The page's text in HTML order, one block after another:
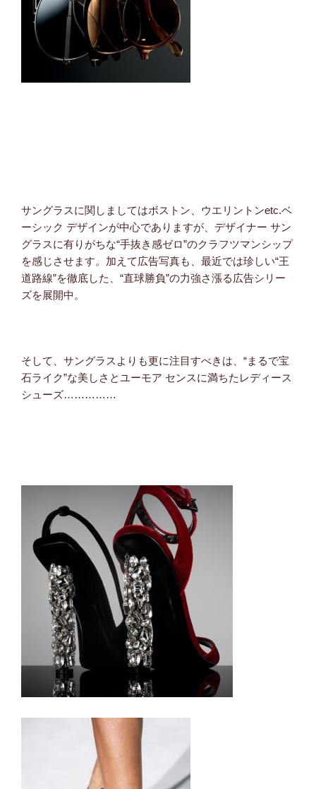
サングラスに関しましてはボストン、ウエリントンetc.ベ
ーシック デザインが中心でありますが、デザイナー サン
グラスに有りがちな“手抜き感ゼロ”のクラフツマンシップ
を感じさせます。加えて広告写真も、最近では珍しい“王
道路線”を徹底した、“直球勝負”の力強さ漲る広告シリー
ズを展開中。
そして、サングラスよりも更に注目すべきは、“まるで宝
石ライク”な美しさとユーモア センスに満ちたレディース
シューズ……………